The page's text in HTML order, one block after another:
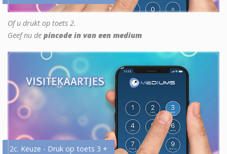
Of u drukt op toets 2.
Geef nu de pincode in van een medium
2c. Keuze - Druk op toets 3 +